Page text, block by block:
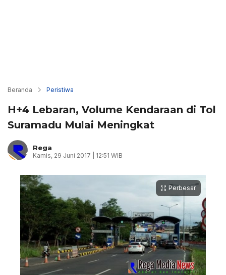
Beranda Peristiwa
H+4 Lebaran, Volume Kendaraan di Tol
Suramadu Mulai Meningkat
Rega
Kamis, 29 Juni 2017 | 12:51 WIB
Perbesar